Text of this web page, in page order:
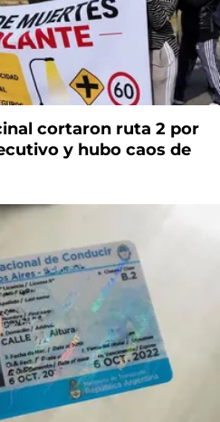
cortaron ruta 2 por
y hubo caos de